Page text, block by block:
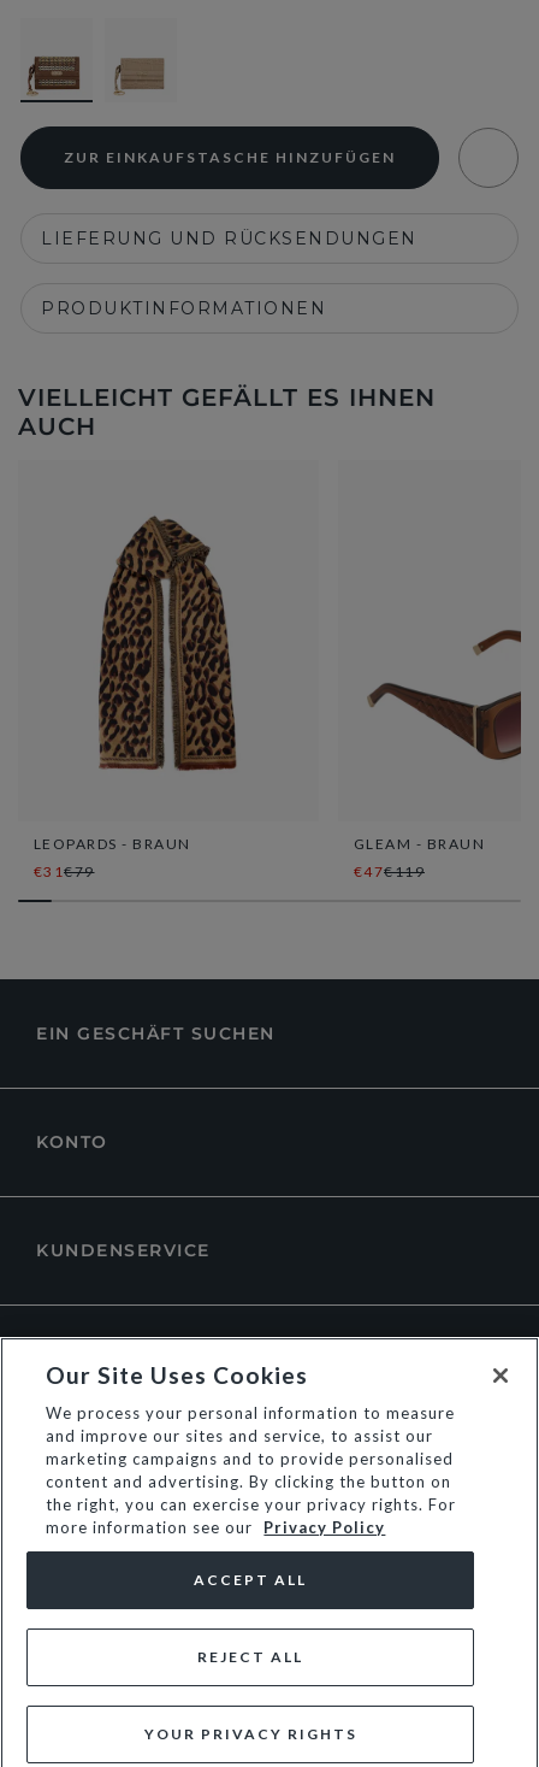
ZUR EINKAUFSTASCHE HINZUFÜGEN
LIEFERUNG UND RÜCKSENDUNGEN
PRODUKTINFORMATIONEN
VIELLEICHT GEFÄLLT ES IHNEN
AUCH
LEOPARDS - BRAUN
€31€79
GLEAM - BRAUN
€47€119
EIN GESCHÄFT SUCHEN
KONTO
KUNDENSERVICE
© Dune Group Limited
Our Site Uses Cookies
We process your personal information to measure
and improve our sites and service, to assist our
marketing campaigns and to provide personalised
content and advertising. By clicking the button on
the right, you can exercise your privacy rights. For
more information see our
Privacy Policy
YOUR PRIVACY RIGHTS
REJECT ALL
ACCEPT ALL